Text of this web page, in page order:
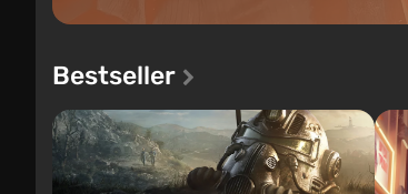
Bestseller